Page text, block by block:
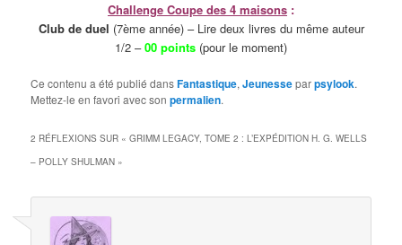
Challenge Coupe des 4 maisons :
Club de duel (7ème année) – Lire deux livres du même auteur
1/2 –00 points (pour le moment)
Ce contenu a été publié dansFantastique,Jeunesseparpsylook.
Mettez-le en favori avec sonpermalien.
2 RÉFLEXIONS SUR «GRIMM LEGACY, TOME 2 : L’EXPÉDITION H. G. WELLS
– POLLY SHULMAN »